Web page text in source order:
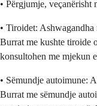
• Përgjumje, veçanërisht
• Tiroidet:
Burrat me kushte tiroide
konsultohen me mjekun
• Sëmundje autoimune:
Burrat me sëmundje